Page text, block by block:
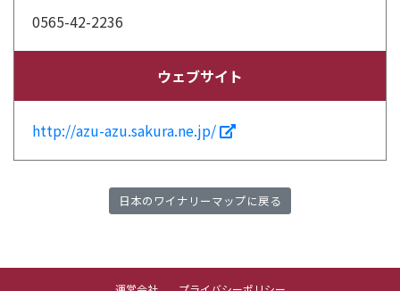
0565-42-2236
ウェブサイト
http://azu-azu.sakura.ne.jp/
日本のワイナリーマップに戻る